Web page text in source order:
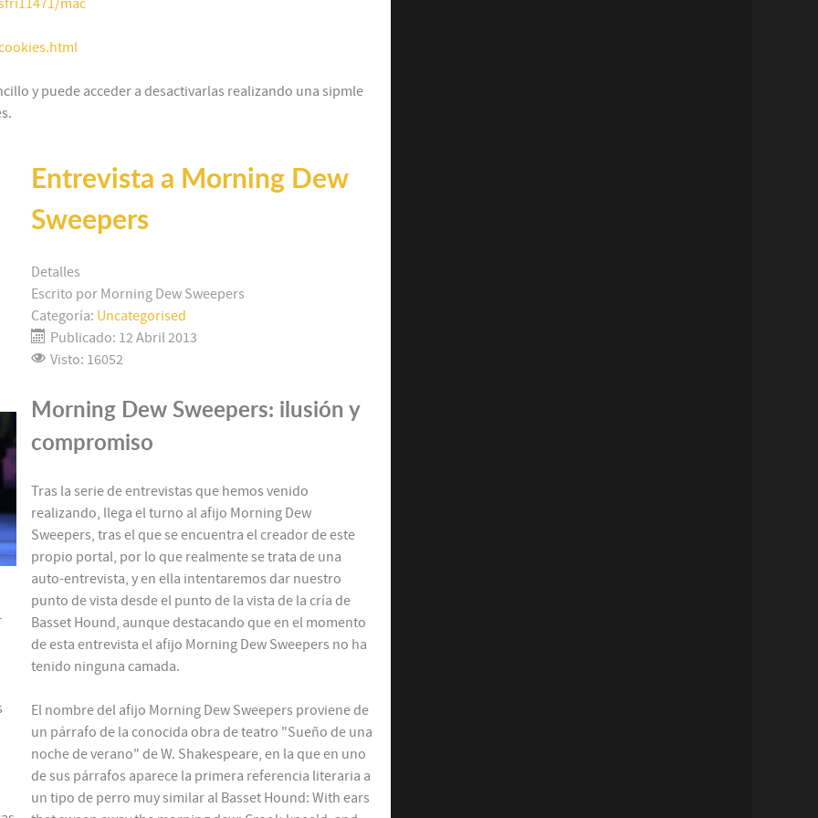
mac
y puede acceder a desactivarlas realizando una sipmle
Entrevista a Morning Dew
Sweepers
Detalles
Escrito por Morning Dew Sweepers
Categoría: Uncategorised
Publicado: 12 Abril 2013
Visto: 16052
Morning Dew Sweepers: ilusión y
compromiso
Tras la serie de entrevistas que hemos venido
realizando, llega el turno al afijo Morning Dew
Sweepers, tras el que se encuentra el creador de este
propio portal, por lo que realmente se trata de una
auto-entrevista, y en ella intentaremos dar nuestro
punto de vista desde el punto de la vista de la cría de
Basset Hound, aunque destacando que en el momento
de esta entrevista el afijo Morning Dew Sweepers no ha
tenido ninguna camada.
El nombre del afijo Morning Dew Sweepers proviene de
un párrafo de la conocida obra de teatro "Sueño de una
noche de verano" de W. Shakespeare, en la que en uno
de sus párrafos aparece la primera referencia literaria a
un tipo de perro muy similar al Basset Hound: With ears